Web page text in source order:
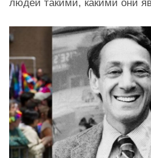
людей такими, какими они